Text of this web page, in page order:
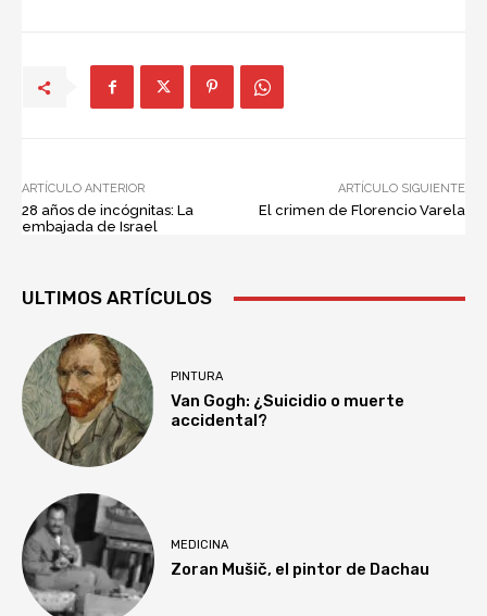
ARTÍCULO ANTERIOR
28 años de incógnitas: La
embajada de Israel
ARTÍCULO SIGUIENTE
El crimen de Florencio Varela
ULTIMOS ARTÍCULOS
PINTURA
Van Gogh: ¿Suicidio o muerte
accidental?
MEDICINA
Zoran Mušič, el pintor de Dachau